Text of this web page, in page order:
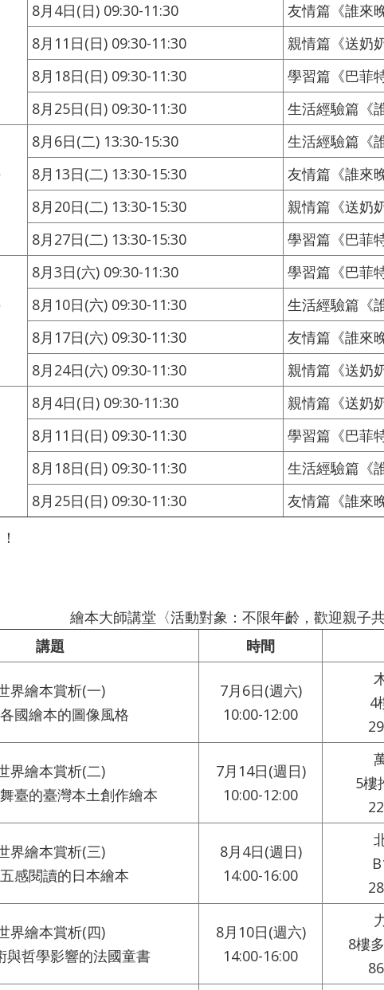
8月4日(日) 09:30-11:30
友情篇《誰來
8月11日(日) 09:30-11:30
親情篇《送奶
8月18日(日) 09:30-11:30
學習篇《巴菲
8月25日(日) 09:30-11:30
生活經驗篇《
8月6日(二) 13:30-15:30
生活經驗篇《
8月13日(二) 13:30-15:30
友情篇《誰來
8月20日(二) 13:30-15:30
親情篇《送奶
8月27日(二) 13:30-15:30
學習篇《巴菲
8月3日(六) 09:30-11:30
學習篇《巴菲
8月10日(六) 09:30-11:30
生活經驗篇《
8月17日(六) 09:30-11:30
友情篇《誰來
8月24日(六) 09:30-11:30
親情篇《送奶
8月4日(日) 09:30-11:30
親情篇《送奶
8月11日(日) 09:30-11:30
學習篇《巴菲
8月18日(日) 09:30-11:30
生活經驗篇《
8月25日(日) 09:30-11:30
友情篇《誰來
繪本大師講堂〈活動對象：不限年齡，歡迎親子共
講題
時間
界繪本賞析(一)
國繪本的圖像風格
7月6日(週六)
10:00-12:00
4
界繪本賞析(二)
臺的臺灣本土創作繪本
7月14日(週日)
10:00-12:00
5樓
界繪本賞析(三)
感閱讀的日本繪本
8月4日(週日)
14:00-16:00
界繪本賞析(四)
與哲學影響的法國童書
8月10日(週六)
14:00-16:00
8樓